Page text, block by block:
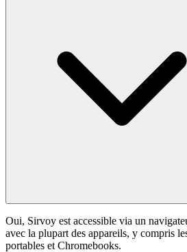
Oui, Sirvoy est accessible via un
avec la plupart des appareils, y compris
portables et Chromebooks.